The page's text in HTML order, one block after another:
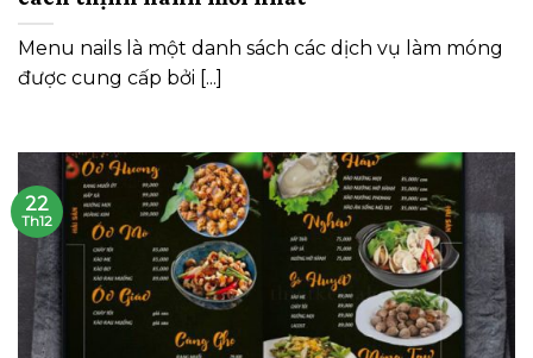
Menu nails là một danh sách các dịch vụ làm móng
được cung cấp bởi [...]
22
Th12